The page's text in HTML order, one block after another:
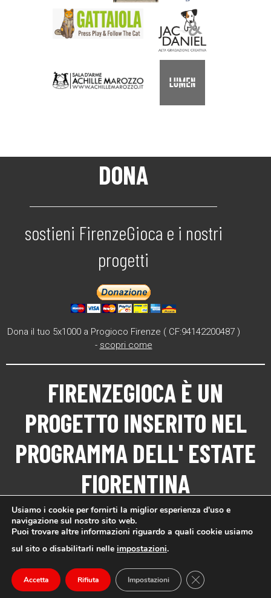
DONA
sostieni FirenzeGioca e i nostri
progetti
Dona il tuo 5x1000 a Progioco Firenze ( CF:94142200487 )
- scopri come
FIRENZEGIOCA È UN
PROGETTO INSERITO NEL
PROGRAMMA DELL' ESTATE
FIORENTINA
Usiamo i cookie per fornirti la miglior esperienza d'uso e
navigazione sul nostro sito web.
Puoi trovare altre informazioni riguardo a quali cookie usiamo
sul sito o disabilitarli nelle impostazioni.
Accetta Rifiuta Impostazioni Close GDPR